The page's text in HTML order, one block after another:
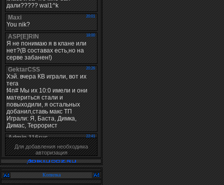
Для добавления необходима
авторизация
Копилка